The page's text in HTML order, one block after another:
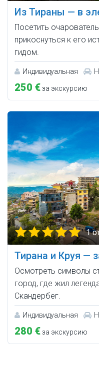
Из Тираны — в
Посетить
прикоснуться к его
гидом.
Индивидуальная
250 €за экскурсию
1
Тирана и Круя —
Осмотреть символы
город, где жил
Скандербег.
Индивидуальная
280 €за экскурсию